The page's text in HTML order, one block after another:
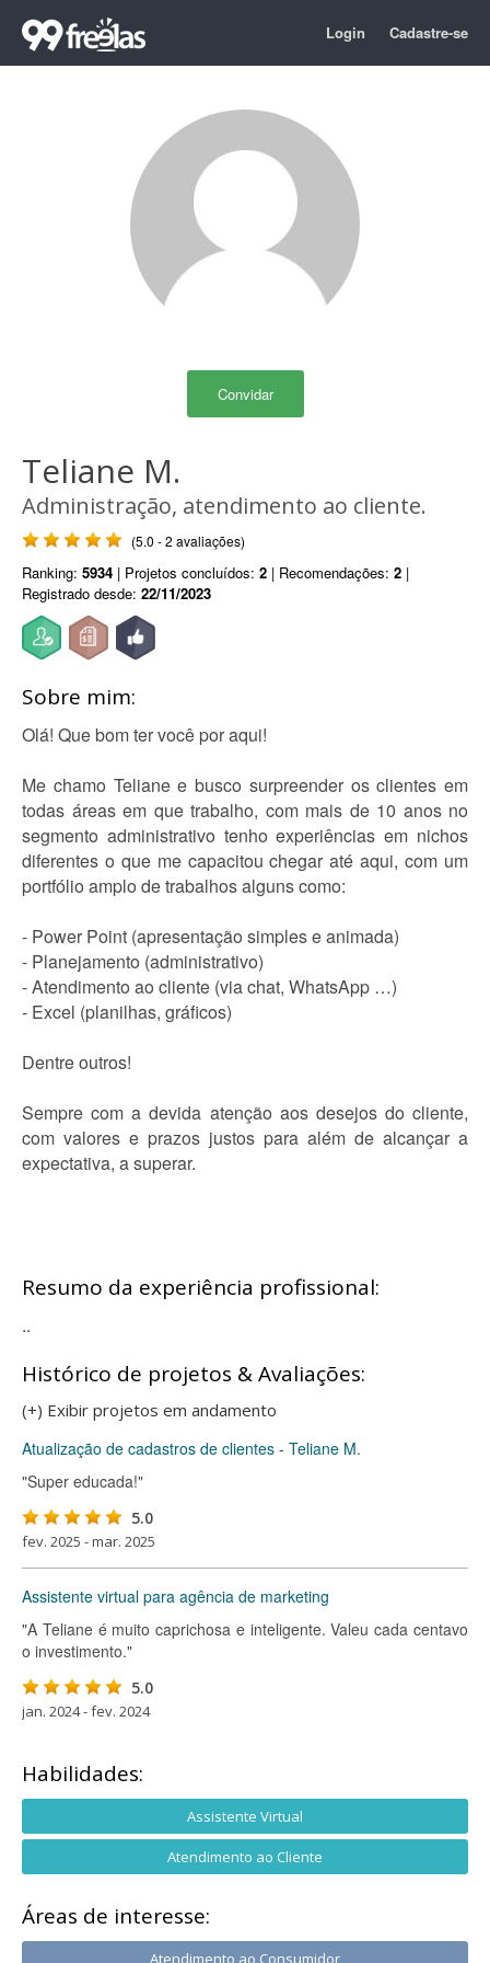
Login Cadastre-se
Convidar
Teliane M.
Administração, atendimento ao cliente.
(5.0 - 2 avaliações)
Ranking: 5934 | Projetos concluídos: 2 | Recomendações: 2 |
Registrado desde: 22/11/2023
Sobre mim:
Olá! Que bom ter você por aqui!
Me chamo Teliane e busco surpreender os clientes em
todas áreas em que trabalho, com mais de 10 anos no
segmento administrativo tenho experiências em nichos
diferentes o que me capacitou chegar até aqui, com um
portfólio amplo de trabalhos alguns como:
- Power Point (apresentação simples e animada)
- Planejamento (administrativo)
- Atendimento ao cliente (via chat, WhatsApp …)
- Excel (planilhas, gráficos)
Dentre outros!
Sempre com a devida atenção aos desejos do cliente,
com valores e prazos justos para além de alcançar a
expectativa, a superar.
Resumo da experiência profissional:
..
Histórico de projetos & Avaliações:
(+) Exibir projetos em andamento
Atualização de cadastros de clientes - Teliane M.
"Super educada!"
5.0
fev. 2025 - mar. 2025
Assistente virtual para agência de marketing
"A Teliane é muito caprichosa e inteligente. Valeu cada centavo
o investimento."
5.0
jan. 2024 - fev. 2024
Habilidades:
Assistente Virtual
Atendimento ao Cliente
Áreas de interesse:
Atendimento ao Consumidor